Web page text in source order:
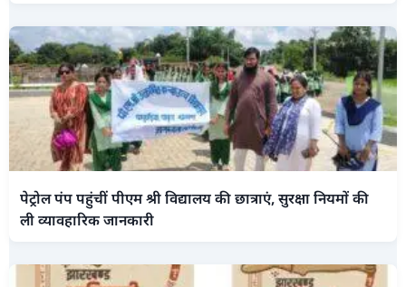
पेट्रोल पंप पहुंचीं पीएम श्री विद्यालय की छात्राएं, सुरक्षा नियमों की
ली व्यावहारिक जानकारी